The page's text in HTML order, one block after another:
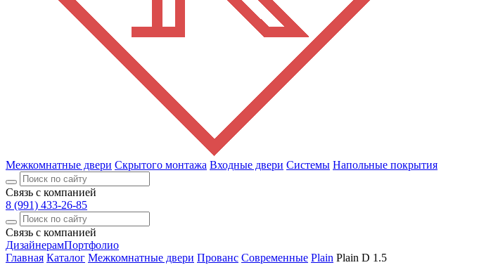
Межкомнатные двери Скрытого монтажа Входные двери Системы Напольные покрытия
Связь с компанией
8 (991) 433-26-85
Связь с компанией
ДизайнерамПортфолио
Главная Каталог Межкомнатные двери Прованс Современные Plain Plain D 1.5